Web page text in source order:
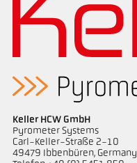
Keller HCW GmbH
Pyrometer Systems
Carl-Keller-Straße 2-10
49479 Ibbenbüren, Germany